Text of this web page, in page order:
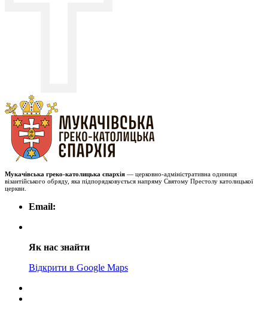
Мукачівська греко-католицька єпархія — церковно-адміністративна одиниця
візантійського обряду, яка підпорядковується напряму Святому Престолу католицької
церкви.
Email:
Як нас знайти
Відкрити в Google Maps